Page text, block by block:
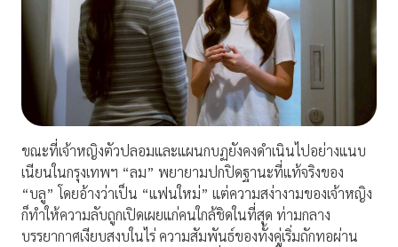
ขณะที่เจ้าหญิงตัวปลอมและแผนกบฏยังคงดำเนินไปอย่างแนบ
เนียนในกรุงเทพฯ “ลม” พยายามปกปิดฐานะที่แท้จริงของ
“บลู” โดยอ้างว่าเป็น “แฟนใหม่” แต่ความสง่างามของเจ้าหญิง
ก็ทำให้ความลับถูกเปิดเผยแก่คนใกล้ชิดในที่สุด ท่ามกลาง
บรรยากาศเงียบสงบในไร่ ความสัมพันธ์ของทั้งคู่เริ่มถักทอผ่าน